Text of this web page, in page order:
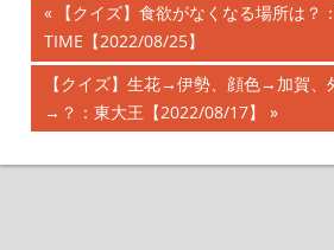
投
稿
ナ
ビ
前
の
記
事:
【クイズ】食欲がなくなる場所は？
TIME【2022/08/25】
次
の
事:
【クイズ】生花→伊勢、顔色→加賀
→？：東大王【2022/08/17】